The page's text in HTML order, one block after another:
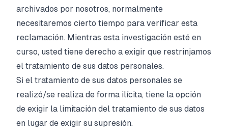
archivados por nosotros, normalmente
necesitaremos cierto tiempo para verificar esta
reclamación. Mientras esta investigación esté en
curso, usted tiene derecho a exigir que restrinjamos
el tratamiento de sus datos personales.
Si el tratamiento de sus datos personales se
realizó/se realiza de forma ilícita, tiene la opción
de exigir la limitación del tratamiento de sus datos
en lugar de exigir su supresión.